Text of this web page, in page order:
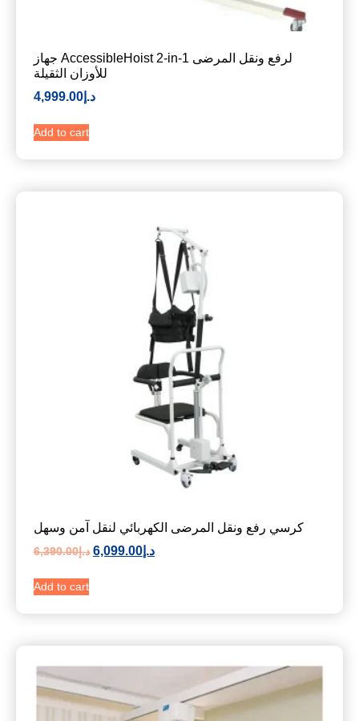
جهاز AccessibleHoist 2-in-1 لرفع ونقل المرضى
للأوزان الثقيلة
د.إ 4,999.00
Add to cart
كرسي رفع ونقل المرضى الكهربائي لنقل آمن وسهل
د.إ6,390.00 د.إ 6,099.00
Add to cart